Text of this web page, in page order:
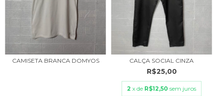
CAMISETA BRANCA DOMYOS CALÇA SOCIAL CINZA
R$25,00
2 x de R$12,50 sem juros